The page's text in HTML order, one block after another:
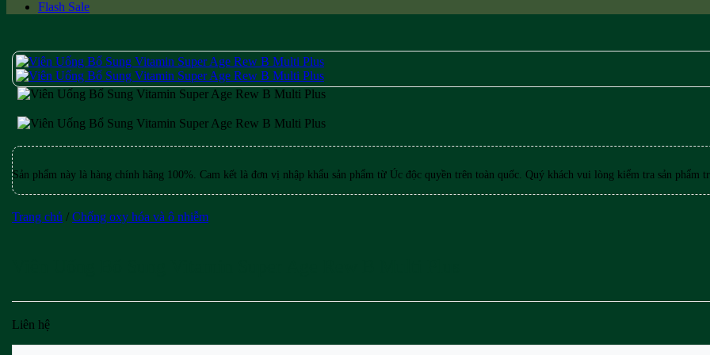
Flash Sale
Sản phẩm này là hàng chính hãng 100%. Cam kết là đơn vị nhập khẩu sản phẩm từ Úc độc quyền trên toàn quốc. Quý khách vui lòng kiểm tra sản phẩm
Trang chủ / Chống oxy hóa và ô nhiễm
Liên hệ